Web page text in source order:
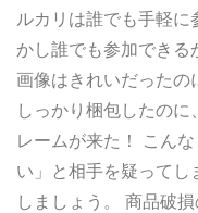
ルカリは誰でも手軽に
かし誰でも参加できる
画像はきれいだったの
しっかり梱包したの
レームが来た！ こん
い」と相手を疑って
しましょう。 商品破